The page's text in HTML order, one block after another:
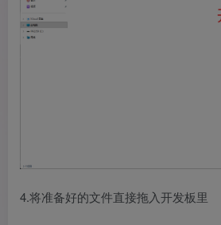
4.将准备好的文件直接拖入开发板里